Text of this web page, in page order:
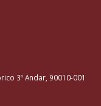
3º Andar, 90010-001